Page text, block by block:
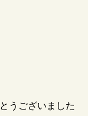
うございました